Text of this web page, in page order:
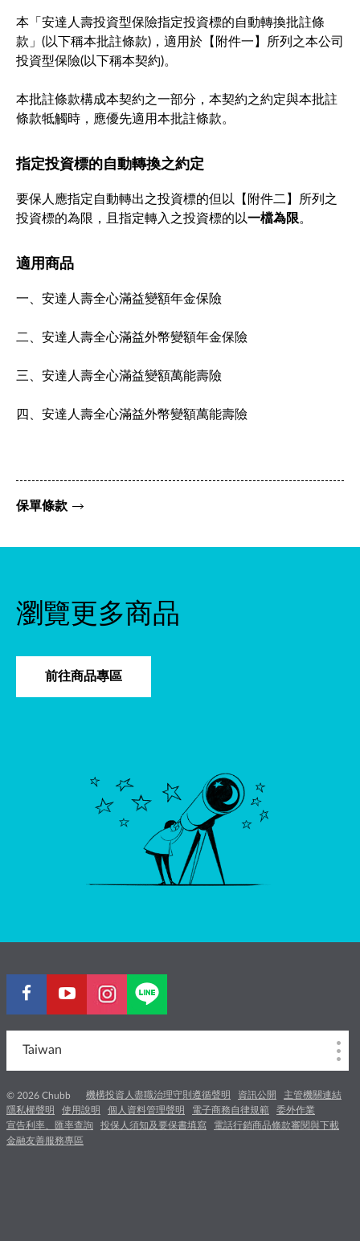
本「安達人壽投資型保險指定投資標的自動轉換批註條
款」(以下稱本批註條款)，適用於【附件一】所列之本公司
投資型保險(以下稱本契約)。
本批註條款構成本契約之一部分，本契約之約定與本批註
條款牴觸時，應優先適用本批註條款。
指定投資標的自動轉換之約定
要保人應指定自動轉出之投資標的但以【附件二】所列之
投資標的為限，且指定轉入之投資標的以一檔為限。
適用商品
一、安達人壽全心滿益變額年金保險
二、安達人壽全心滿益外幣變額年金保險
三、安達人壽全心滿益變額萬能壽險
四、安達人壽全心滿益外幣變額萬能壽險
保單條款
瀏覽更多商品
前往商品專區
Taiwan
© 2026 Chubb 機構投資人盡職治理守則遵循聲明 資訊公開
主管機關連結
隱私權聲明
使用說明 個人資料管理聲明 電子商務自律規範
委外作業
宣告利率、匯率查詢
投保人須知及要保書填寫
電話行銷商品條款審閱與下載
金融友善服務專區